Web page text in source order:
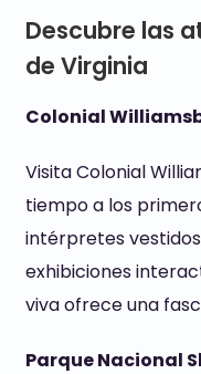
Descubre las
de Virginia
Colonial
Visita Colonial
tiempo a los
intérpretes
exhibiciones
viva ofrece una
Parque Nacional